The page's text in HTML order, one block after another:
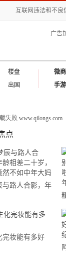
互联网违法和不良
广告
楼盘
出国
微商
手游
失败 www.qilongs.com
点
与路人合影，年
中年大妈
完妆能有多好